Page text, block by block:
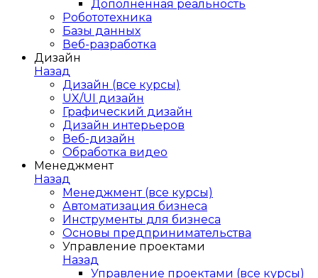
Дополненная реальность
Робототехника
Базы данных
Веб-разработка
Дизайн
Назад
Дизайн (все курсы)
UX/UI дизайн
Графический дизайн
Дизайн интерьеров
Веб-дизайн
Обработка видео
Менеджмент
Назад
Менеджмент (все курсы)
Автоматизация бизнеса
Инструменты для бизнеса
Основы предпринимательства
Управление проектами
Назад
Управление проектами (все курсы)